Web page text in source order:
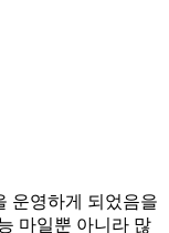
운영하게 되었음을
마일뿐 아니라 많